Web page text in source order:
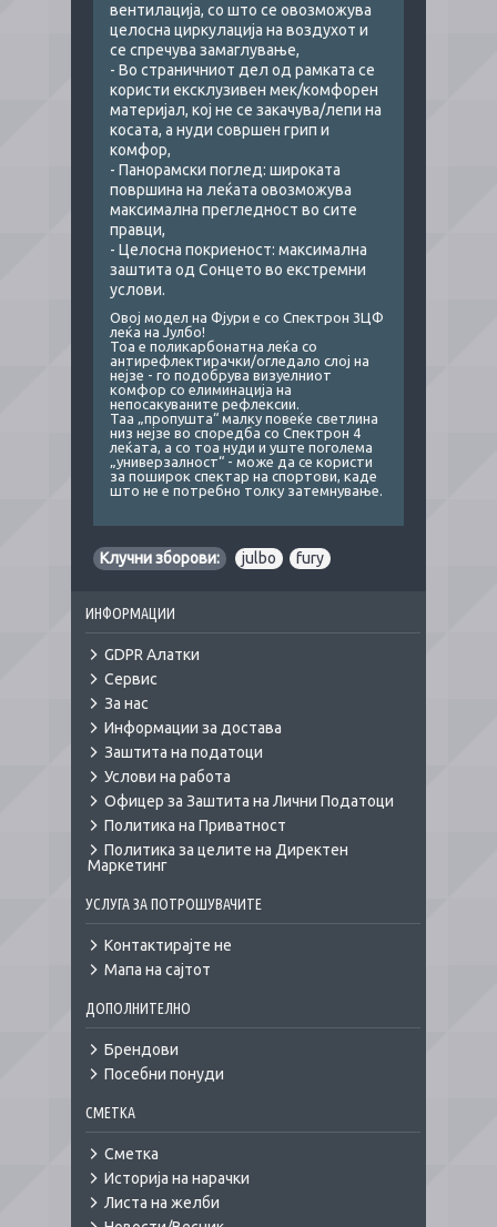
вентилација, со што се овозможува
целосна циркулација на воздухот и
се спречува замаглување,
- Во страничниот дел од рамката се
користи ексклузивен мек/комфорен
материјал, кој не се закачува/лепи на
косата, а нуди совршен грип и
комфор,
- Панорамски поглед: широката
површина на леќата овозможува
максимална прегледност во сите
правци,
- Целосна покриеност: максимална
заштита од Сонцето во екстремни
услови.
Овој модел на Фјури е со Спектрон 3ЦФ
леќа на Јулбо!
Тоа е поликарбонатна леќа со
антирефлектирачки/огледало слој на
нејзе - го подобрува визуелниот
комфор со елиминација на
непосакуваните рефлексии.
Таа „пропушта“ малку повеќе светлина
низ нејзе во споредба со Спектрон 4
леќата, а со тоа нуди и уште поголема
„универзалност“ - може да се користи
за поширок спектар на спортови, каде
што не е потребно толку затемнување.
Клучни зборови: julbo fury
ИНФОРМАЦИИ
GDPR Алатки
Сервис
За нас
Информации за достава
Заштита на податоци
Услови на работа
Офицер за Заштита на Лични Податоци
Политика на Приватност
Политика за целите на Директен
Маркетинг
УСЛУГА ЗА ПОТРОШУВАЧИТЕ
Контактирајте не
Мапа на сајтот
ДОПОЛНИТЕЛНО
Брендови
Посебни понуди
СМЕТКА
Сметка
Историја на нарачки
Листа на желби